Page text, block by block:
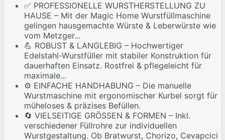
✅ PROFESSIONELLE WURSTHERSTELLUNG ZU
HAUSE – Mit der Magic Home Wurstfüllmaschine
gelingen hausgemachte Würste & Leberwürste wie
vom Metzger...
💪 ROBUST & LANGLEBIG – Hochwertiger
Edelstahl-Wurstfüller mit stabiler Konstruktion für
dauerhaften Einsatz. Rostfrei & pflegeleicht für
maximale...
⚙️ EINFACHE HANDHABUNG – Die manuelle
Wurstmaschine mit ergonomischer Kurbel sorgt für
müheloses & präzises Befüllen.
🔄 VIELSEITIGE GRÖSSEN & FORMEN – Inkl.
verschiedener Füllrohre zur individuellen
Wurstgestaltung. Ob Bratwurst, Chorizo, Cevapcici